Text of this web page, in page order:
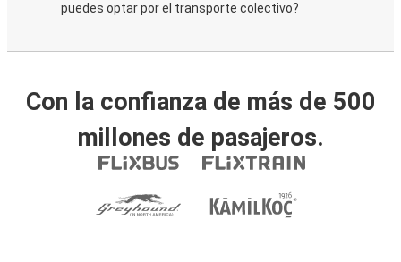
puedes optar por el transporte colectivo?
Con la confianza de más de 500
millones de pasajeros.